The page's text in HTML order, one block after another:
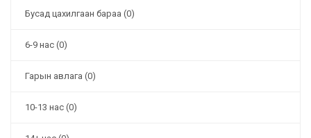
Бусад цахилгаан бараа (0)
6-9 нас (0)
Гарын авлага (0)
10-13 нас (0)